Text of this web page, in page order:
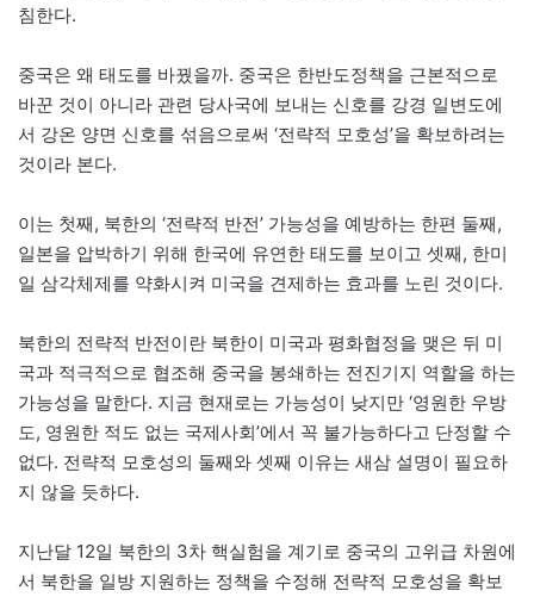
침한다.
중국은 왜 태도를 바꿨을까. 중국은 한반도정책을 근본적으로
바꾼 것이 아니라 관련 당사국에 보내는 신호를 강경 일변도에
서 강온 양면 신호를 섞음으로써 ‘전략적 모호성’을 확보하려는
것이라 본다.
이는 첫째, 북한의 ‘전략적 반전’ 가능성을 예방하는 한편 둘째,
일본을 압박하기 위해 한국에 유연한 태도를 보이고 셋째, 한미
일 삼각체제를 약화시켜 미국을 견제하는 효과를 노린 것이다.
북한의 전략적 반전이란 북한이 미국과 평화협정을 맺은 뒤 미
국과 적극적으로 협조해 중국을 봉쇄하는 전진기지 역할을 하는
가능성을 말한다. 지금 현재로는 가능성이 낮지만 ‘영원한 우방
도, 영원한 적도 없는 국제사회’에서 꼭 불가능하다고 단정할 수
없다. 전략적 모호성의 둘째와 셋째 이유는 새삼 설명이 필요하
지 않을 듯하다.
지난달 12일 북한의 3차 핵실험을 계기로 중국의 고위급 차원에
서 북한을 일방 지원하는 정책을 수정해 전략적 모호성을 확보